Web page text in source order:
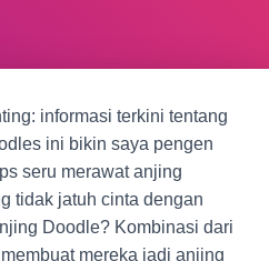
informasi terkini tentang
ini bikin saya pengen
seru merawat anjing
tidak jatuh cinta dengan
Doodle? Kombinasi dari
mereka jadi anjing